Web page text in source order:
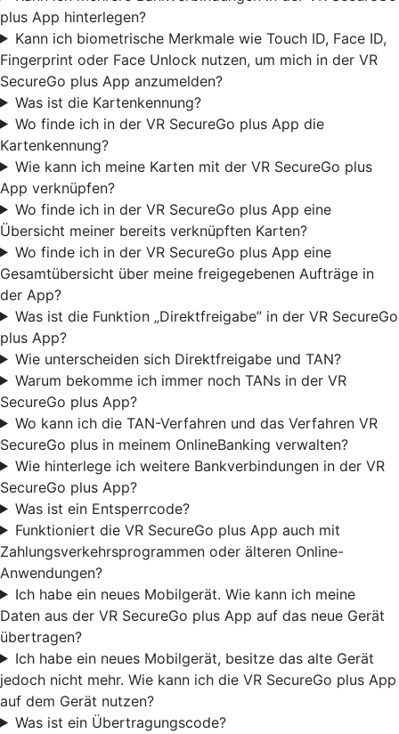
plus App hinterlegen?
Kann ich biometrische Merkmale wie Touch ID, Face ID,
Fingerprint oder Face Unlock nutzen, um mich in der VR
SecureGo plus App anzumelden?
Was ist die Kartenkennung?
Wo finde ich in der VR SecureGo plus App die
Kartenkennung?
Wie kann ich meine Karten mit der VR SecureGo plus
App verknüpfen?
Wo finde ich in der VR SecureGo plus App eine
Übersicht meiner bereits verknüpften Karten?
Wo finde ich in der VR SecureGo plus App eine
Gesamtübersicht über meine freigegebenen Aufträge in
der App?
Was ist die Funktion „Direktfreigabe” in der VR SecureGo
plus App?
Wie unterscheiden sich Direktfreigabe und TAN?
Warum bekomme ich immer noch TANs in der VR
SecureGo plus App?
Wo kann ich die TAN-Verfahren und das Verfahren VR
SecureGo plus in meinem OnlineBanking verwalten?
Wie hinterlege ich weitere Bankverbindungen in der VR
SecureGo plus App?
Was ist ein Entsperrcode?
Funktioniert die VR SecureGo plus App auch mit
Zahlungsverkehrsprogrammen oder älteren Online-
Anwendungen?
Ich habe ein neues Mobilgerät. Wie kann ich meine
Daten aus der VR SecureGo plus App auf das neue Gerät
übertragen?
Ich habe ein neues Mobilgerät, besitze das alte Gerät
jedoch nicht mehr. Wie kann ich die VR SecureGo plus App
auf dem Gerät nutzen?
Was ist ein Übertragungscode?